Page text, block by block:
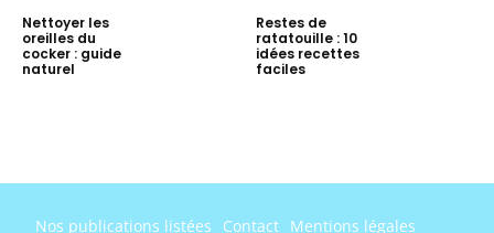
Nettoyer les
oreilles du
cocker : guide
naturel
Restes de
ratatouille : 10
idées recettes
faciles
Nos publications listées Contact Mentions légales